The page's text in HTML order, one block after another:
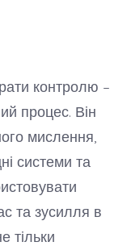
контролю –
процес. Він
мислення,
системи та
та зусилля в
тільки